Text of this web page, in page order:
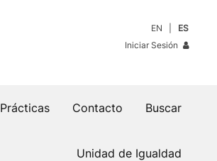
EN
ES
Iniciar Sesión
Buscar
Contacto
Prácticas
Unidad de Igualdad